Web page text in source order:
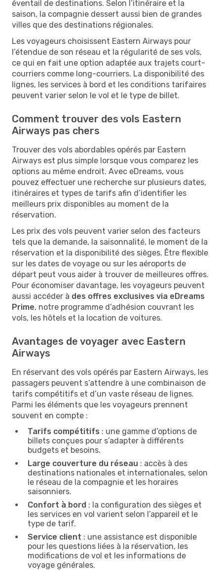
éventail de destinations. Selon l’itinéraire et la
saison, la compagnie dessert aussi bien de grandes
villes que des destinations régionales.
Les voyageurs choisissent Eastern Airways pour
l’étendue de son réseau et la régularité de ses vols,
ce qui en fait une option adaptée aux trajets court-
courriers comme long-courriers. La disponibilité des
lignes, les services à bord et les conditions tarifaires
peuvent varier selon le vol et le type de billet.
Comment trouver des vols Eastern
Airways pas chers
Trouver des vols abordables opérés par Eastern
Airways est plus simple lorsque vous comparez les
options au même endroit. Avec eDreams, vous
pouvez effectuer une recherche sur plusieurs dates,
itinéraires et types de tarifs afin d’identifier les
meilleurs prix disponibles au moment de la
réservation.
Les prix des vols peuvent varier selon des facteurs
tels que la demande, la saisonnalité, le moment de la
réservation et la disponibilité des sièges. Être flexible
sur les dates de voyage ou sur les aéroports de
départ peut vous aider à trouver de meilleures offres.
Pour économiser davantage, les voyageurs peuvent
aussi accéder à des offres exclusives via eDreams
Prime, notre programme d’adhésion couvrant les
vols, les hôtels et la location de voitures.
Avantages de voyager avec Eastern
Airways
En réservant des vols opérés par Eastern Airways, les
passagers peuvent s’attendre à une combinaison de
tarifs compétitifs et d’un vaste réseau de lignes.
Parmi les éléments que les voyageurs prennent
souvent en compte :
Tarifs compétitifs : une gamme d’options de
billets conçues pour s’adapter à différents
budgets et besoins.
Large couverture du réseau : accès à des
destinations nationales et internationales, selon
le réseau de la compagnie et les horaires
saisonniers.
Confort à bord : la configuration des sièges et
les services en vol varient selon l’appareil et le
type de tarif.
Service client : une assistance est disponible
pour les questions liées à la réservation, les
modifications de vol et les informations de
voyage générales.